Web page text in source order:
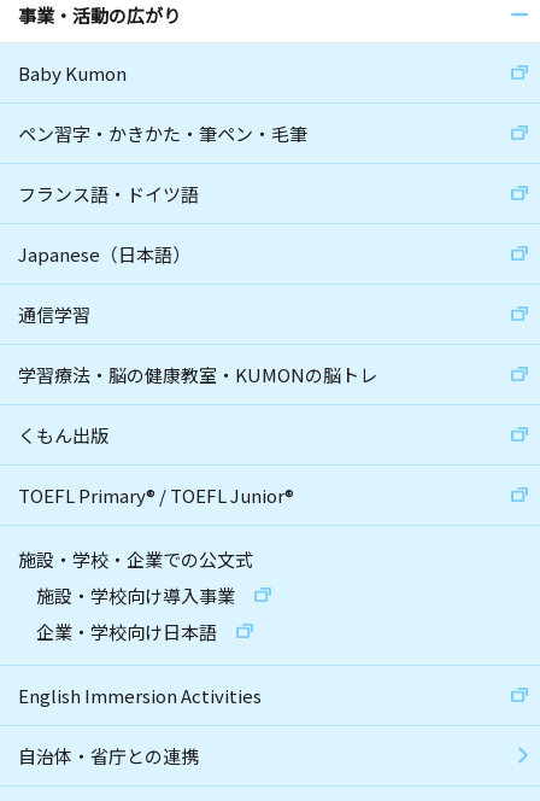
事業・活動の広がり
Baby Kumon
ペン習字・かきかた・筆ペン・毛筆
フランス語・ドイツ語
Japanese（日本語）
通信学習
学習療法・脳の健康教室・KUMONの脳トレ
くもん出版
TOEFL Primary® /TOEFL Junior®
施設・学校・企業での公文式
施設・学校向け導入事業
企業・学校向け日本語
English Immersion Activities
自治体・省庁との連携